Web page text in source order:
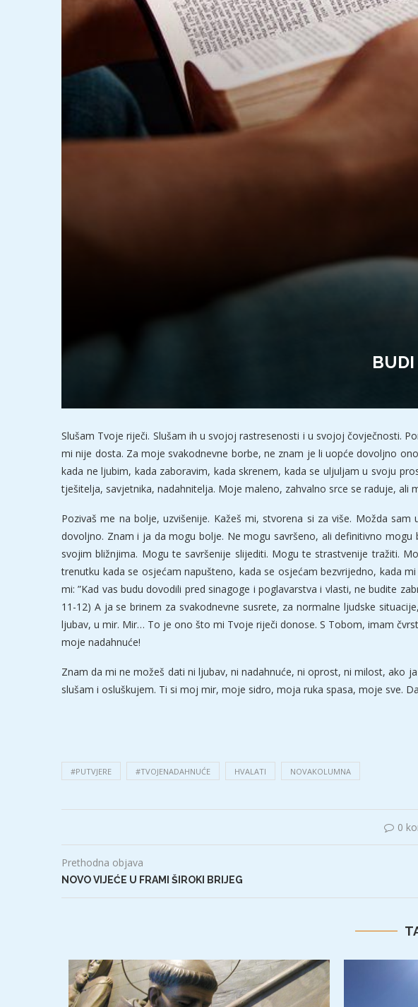
Slušam Tvoje riječi. Slušam ih u svojoj rastresenosti i u svojoj čovječnosti.
mi nije dosta. Za moje svakodnevne borbe, ne znam je li uopće dovoljno
kada ne ljubim, kada zaboravim, kada skrenem, kada se uljuljam u svoju
tješitelja, savjetnika, nadahnitelja. Moje maleno, zahvalno srce se raduje, ali
Pozivaš me na bolje, uzvišenije. Kažeš mi, stvorena si za više. Možda
dovoljno. Znam i ja da mogu bolje. Ne mogu savršeno, ali definitivno
svojim bližnjima. Mogu te savršenije slijediti. Mogu te strastvenije tražiti.
trenutku kada se osjećam napušteno, kada se osjećam bezvrijedno, kada
mi: ”Kad vas budu dovodili pred sinagoge i poglavarstva i vlasti, ne budite
11-12) A ja se brinem za svakodnevne susrete, za normalne ljudske
ljubav, u mir. Mir… To je ono što mi Tvoje riječi donose. S Tobom, imam
moje nadahnuće!
Znam da mi ne možeš dati ni ljubav, ni nadahnuće, ni oprost, ni milost, ako
slušam i osluškujem. Ti si moj mir, moje sidro, moja ruka spasa, moje sve.
#PUTVJERE #TVOJENADAHNUĆE HVALATI NOVAKOLUMNA
0
Prethodna objava
NOVO VIJEĆE U FRAMI ŠIROKI BRIJEG